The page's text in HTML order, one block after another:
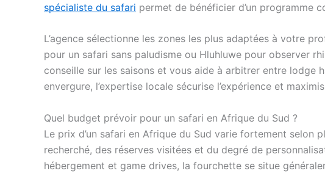
spécialiste du safari permet de bénéficier d’un programme
L’agence sélectionne les zones les plus adaptées à votre
pour un safari sans paludisme ou Hluhluwe pour observer
conseille sur les saisons et vous aide à arbitrer entre lodge
envergure, l’expertise locale sécurise l’expérience et
Quel budget prévoir pour un safari en Afrique du Sud ?
Le prix d’un safari en Afrique du Sud varie fortement selon
recherché, des réserves visitées et du degré de
hébergement et game drives, la fourchette se situe